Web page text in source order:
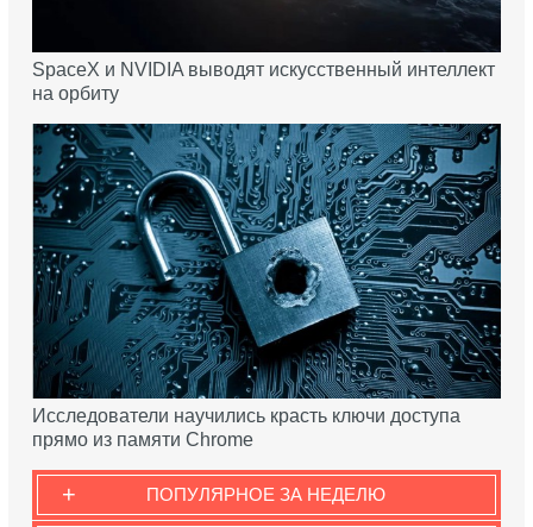
SpaceX и NVIDIA выводят искусственный интеллект
на орбиту
Исследователи научились красть ключи доступа
прямо из памяти Chrome
ПОПУЛЯРНОЕ ЗА НЕДЕЛЮ
+